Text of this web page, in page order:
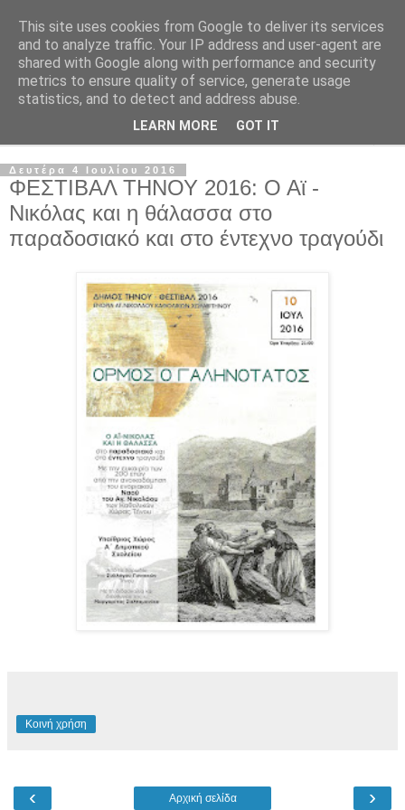
Δευτέρα 4 Ιουλίου 2016
ΦΕΣΤΙΒΑΛ ΤΗΝΟΥ 2016: Ο Αϊ -
Νικόλας και η θάλασσα στο
παραδοσιακό και στο έντεχνο τραγούδι
Κοινή χρήση
‹ ›
Αρχική σελίδα
This site uses cookies from Google to deliver its services
and to analyze traffic. Your IP address and user-agent are
shared with Google along with performance and security
metrics to ensure quality of service, generate usage
statistics, and to detect and address abuse.
LEARN MORE GOT IT